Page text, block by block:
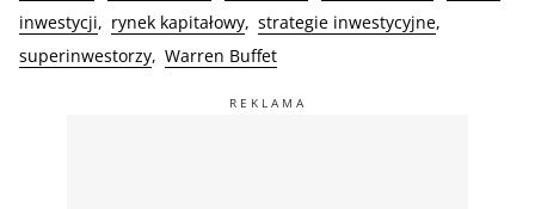
inwestycji rynek kapitałowy strategie inwestycyjne
superinwestorzy Warren Buffet